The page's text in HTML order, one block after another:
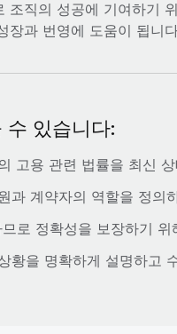
직의 성공에 기여하기
장과 번영에 도움이 됩니
수 있습니다:
고용 관련 법률을 최신
과 계약자의 역할을 정의
로 정확성을 보장하기
황을 명확하게 설명하고